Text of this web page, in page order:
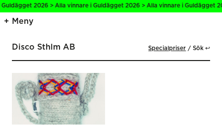
2026 > Alla vinnare i Guldägget 2026 > Alla vinnare i
Meny
Disco Sthlm AB Specialpriser Sök ↩